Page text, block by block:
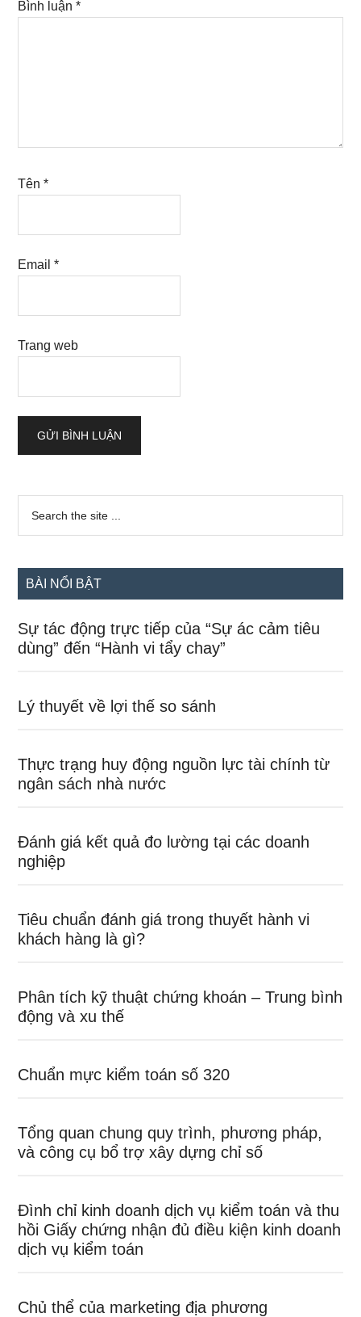
Bình luận*
Tên*
Email*
Trang web
Sidebar
chính
...
BÀI NỔI BẬT
Sự tác động trực tiếp của “Sự ác cảm tiêu
dùng” đến “Hành vi tẩy chay”
Lý thuyết về lợi thế so sánh
Thực trạng huy động nguồn lực tài chính từ
ngân sách nhà nước
Đánh giá kết quả đo lường tại các doanh
nghiệp
Tiêu chuẩn đánh giá trong thuyết hành vi
khách hàng là gì?
Phân tích kỹ thuật chứng khoán – Trung bình
động và xu thế
Chuẩn mực kiểm toán số 320
Tổng quan chung quy trình, phương pháp,
và công cụ bổ trợ xây dựng chỉ số
Đình chỉ kinh doanh dịch vụ kiểm toán và thu
hồi Giấy chứng nhận đủ điều kiện kinh doanh
dịch vụ kiểm toán
Chủ thể của marketing địa phương